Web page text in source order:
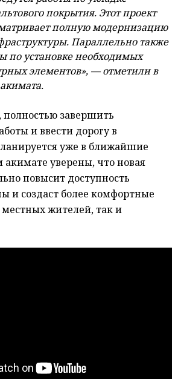
покрытия. Этот проект
полную модернизацию
Параллельно также
по установке необходимых
элементов», — отметили в
полностью завершить
и ввести дорогу в
уже в ближайшие
уверены, что новая
повысит доступность
и создаст более комфортные
местных жителей, так и